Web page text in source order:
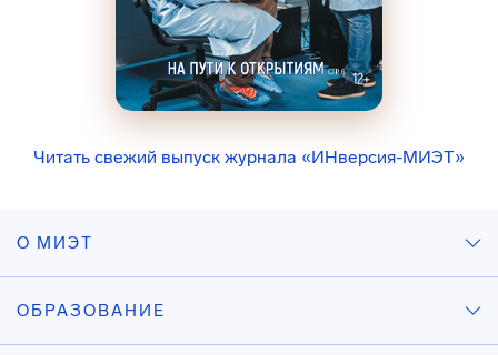
Читать свежий выпуск журнала «ИНверсия-МИЭТ»
О МИЭТ
ОБРАЗОВАНИЕ